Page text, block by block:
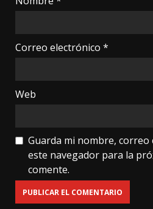
Correo electrónico *
Web
Guarda mi nombre, correo
este navegador para la
comente.